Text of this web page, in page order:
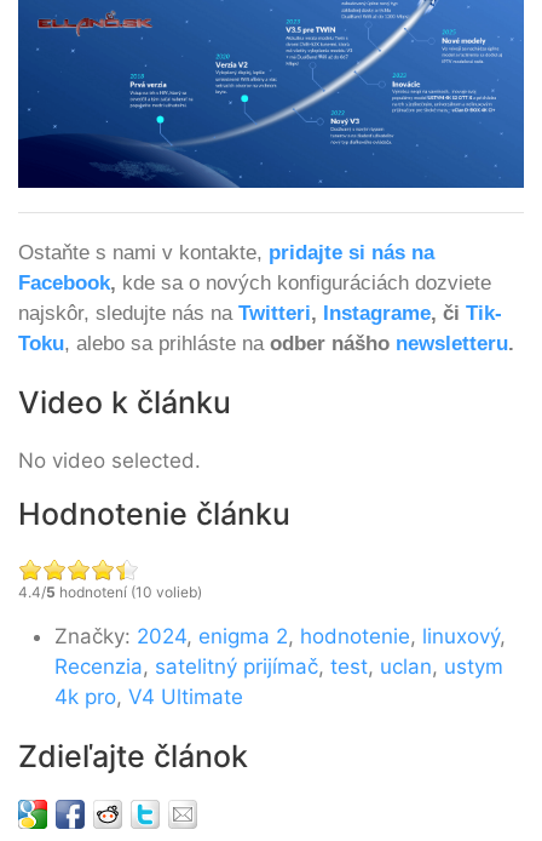
Ostaňte s nami v kontakte, pridajte si nás na
Facebook, kde sa o nových konfiguráciách dozviete
najskôr, sledujte nás na Twitteri, Instagrame, či Tik-
Toku, alebo sa prihláste na odber nášho newsletteru.
Video k článku
No video selected.
Hodnotenie článku
4.4/5 hodnotení (10 volieb)
Značky: 2024, enigma 2, hodnotenie, linuxový,
Recenzia, satelitný prijímač, test, uclan, ustym
4k pro, V4 Ultimate
Zdieľajte článok